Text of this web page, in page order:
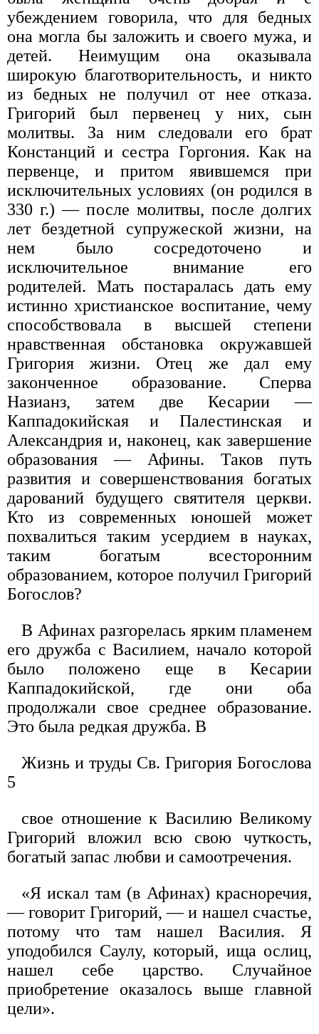
убеждением говорила, что для бедных
она могла бы заложить и своего мужа, и
детей. Неимущим она оказывала
широкую благотворительность, и никто
из бедных не получил от нее отказа.
Григорий был первенец у них, сын
молитвы. За ним следовали его брат
Констанций и сестра Горгония. Как на
первенце, и притом явившемся при
исключительных условиях (он родился в
330 г.) — после молитвы, после долгих
лет бездетной супружеской жизни, на
нем было сосредоточено и
исключительное внимание его
родителей. Мать постаралась дать ему
истинно христианское воспитание, чему
способствовала в высшей степени
нравственная обстановка окружавшей
Григория жизни. Отец же дал ему
законченное образование. Сперва
Назианз, затем две Кесарии —
Каппадокийская и Палестинская и
Александрия и, наконец, как завершение
образования — Афины. Таков путь
развития и совершенствования богатых
дарований будущего святителя церкви.
Кто из современных юношей может
похвалиться таким усердием в науках,
таким богатым всесторонним
образованием, которое получил Григорий
Богослов?
В Афинах разгорелась ярким пламенем
его дружба с Василием, начало которой
было положено еще в Кесарии
Каппадокийской, где они оба
продолжали свое среднее образование.
Это была редкая дружба. В
Жизнь и труды Св. Григория Богослова
5
свое отношение к Василию Великому
Григорий вложил всю свою чуткость,
богатый запас любви и самоотречения.
«Я искал там (в Афинах) красноречия,
— говорит Григорий, — и нашел счастье,
потому что там нашел Василия. Я
уподобился Саулу, который, ища ослиц,
нашел себе царство. Случайное
приобретение оказалось выше главной
цели».